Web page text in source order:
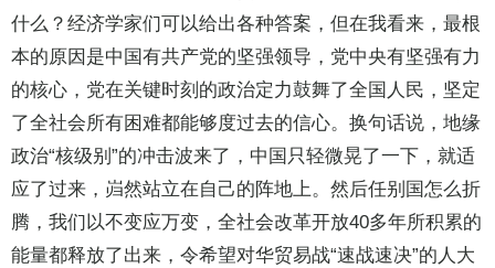
什么？经济学家们可以给出各种答案，但在我看来，最根
本的原因是中国有共产党的坚强领导，党中央有坚强有力
的核心，党在关键时刻的政治定力鼓舞了全国人民，坚定
了全社会所有困难都能够度过去的信心。换句话说，地缘
政治“核级别”的冲击波来了，中国只轻微晃了一下，就适
应了过来，岿然站立在自己的阵地上。然后任别国怎么折
腾，我们以不变应万变，全社会改革开放40多年所积累的
能量都释放了出来，令希望对华贸易战“速战速决”的人大